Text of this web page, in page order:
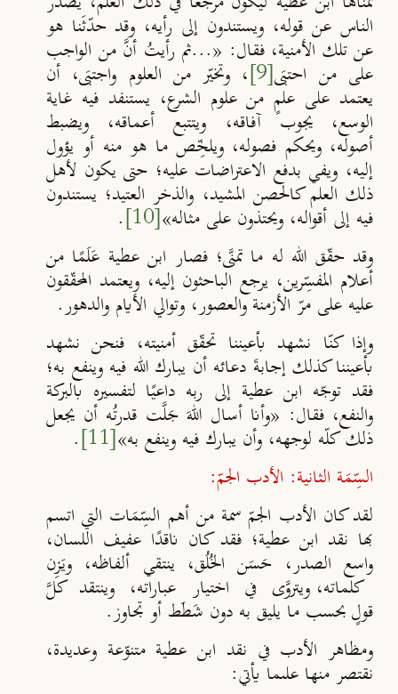
الناس عن قوله، ويستندون إلى رأيه، وقد حدثَنا هو
عن تلك الأمنية، فقال: «...ثم رأيتُ أن َ من الواجب
على من احتبَى[9] ، وتخير من العلوم واجتبَى، أن
يعتمد على علمٍ من علوم الشرع، يستنفد فيه غاية
الوسع، يجوب آفاقه، ويتتبع أعماقه، ويضبط
أصوله،ويحكم فصوله، ويلخِص ما هو منه أو يؤول
إليه، ويفي بدفع الاعتراضات عليه؛ حتى يكون لأهل
ذلك العلم كالحصن المشيد، والذخر العتيد؛ يستندون
فيه إلى أقواله، ويحتذون على مثاله»[10]
.
وقد حقّق الله له ما تمنَّى؛ فصار ابن عطية عَلَمًا من
أعلام المفسِّرين، يرجع الباحثون إليه، ويعتمد المحقّقون
عليه على مر الأزمنةوالعصور، وتوالي الأيام والدهور.
وإذا كنّا نشهد بأعيننا تحقّق أمنيته، فنحن نشهد
بأعيننا كذلك إجابةَ دعائه أن يبارك الله فيه وينفع به؛
فقد توجّه ابن عطية إلى ربه داعيًا لتفسيره بالبركة
والنفع، فقال: «وأنا أسال اللهَ جَلَت قدرتُه أن يجعل
ذلككله لوجهه، وأن يبارك فيه وينفع به»[11]
.
السِّمَة الثانية: الأدب الجمّ:
لقد كان الأدب الجمّ سمة من أهم السِّمَات التي اتسم
بها نقد ابن عطية؛ فقد كان ناقدًا عفيف اللسان،
واسع الصدر، حَسَن الخُلُق، ينتقي ألفاظه، ويَـزِن
كلماته، ويتروَى في اختيار عباراته، وينتقد كل
قولٍبحسب ما يليق به دون شَطَط أو تجاوز.
ومظاهر الأدب في نقد ابن عطية متنوّعة وعديدة،
نقتصر منها علىما يأتي: